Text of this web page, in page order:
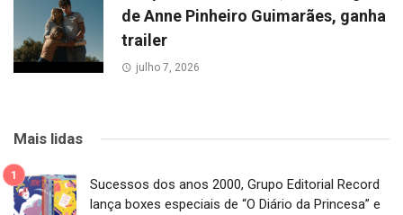
de Anne Pinheiro Guimarães, ganha
trailer
julho 7, 2026
Mais lidas
Sucessos dos anos 2000, Grupo Editorial Record
lança boxes especiais de “O Diário da Princesa” e